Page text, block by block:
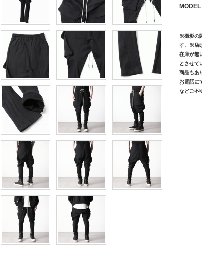
※撮影の
す。※店
在庫が無
とさせて
商品もあ
お電話に
などご不